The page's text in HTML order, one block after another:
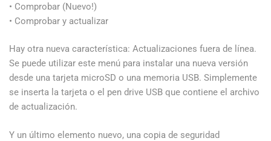
• Comprobar (Nuevo!)
• Comprobar y actualizar
Hay otra nueva característica: Actualizaciones fuera de línea.
Se puede utilizar este menú para instalar una nueva versión
desde una tarjeta microSD o una memoria USB. Simplemente
se inserta la tarjeta o el pen drive USB que contiene el archivo
de actualización.
Y un último elemento nuevo, una copia de seguridad